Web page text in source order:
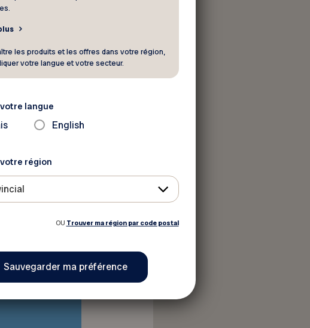
;
cause :
,
les produits et les offres dans votre région,
votre langue et votre secteur.
langue
English
région
OU Trouver ma région par code postal